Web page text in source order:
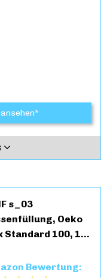
s_03
Oeko
Standard 100, 1…
Bewertung: